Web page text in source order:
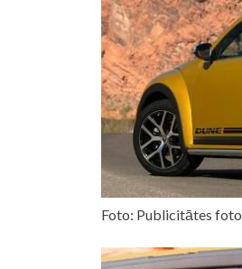
Foto: Publicitātes foto